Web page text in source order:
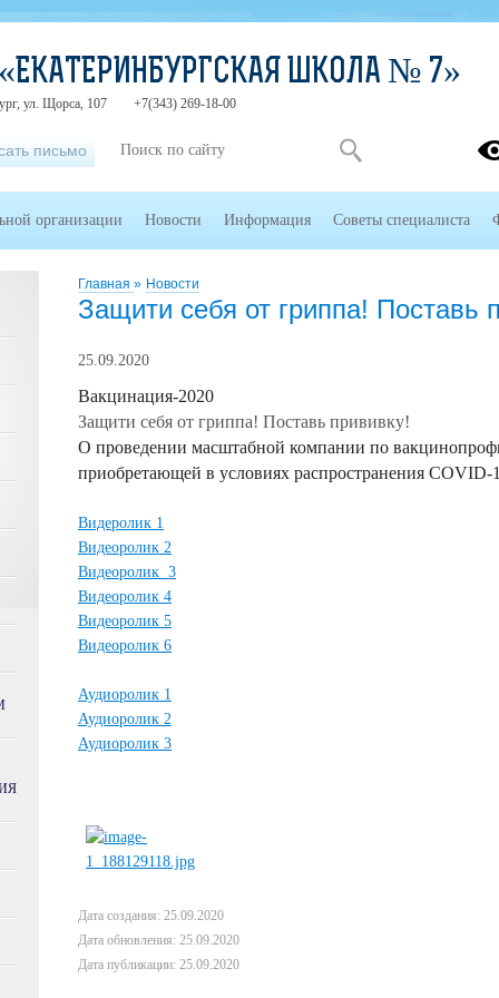
Главная » Новости
Защити себя от гриппа! Поставь
25.09.2020
Вакцинация-2020
Защити себя от гриппа! Поставь прививку!
О проведении масштабной компании по
приобретающей в условиях распространения COVID-
Видеролик 1
Видеоролик 2
Видеоролик 3
Видеоролик 4
Видеоролик 5
Видеоролик 6
Аудиоролик 1
Аудиоролик 2
Аудиоролик 3
Дата создания: 25.09.2020
Дата обновления: 25.09.2020
Дата публикации: 25.09.2020
ШКОЛА № 7»
ул. Щорса, 107 +7(343) 269-18-00
письмо
организации Новости Информация Советы специалиста